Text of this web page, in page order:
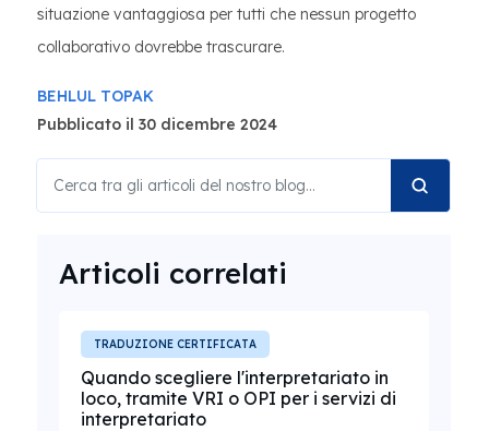
situazione vantaggiosa per tutti che nessun progetto
collaborativo dovrebbe trascurare.
BEHLUL TOPAK
Pubblicato il 30 dicembre 2024
Articoli correlati
TRADUZIONE CERTIFICATA
Quando scegliere l'interpretariato in
loco, tramite VRI o OPI per i servizi di
interpretariato